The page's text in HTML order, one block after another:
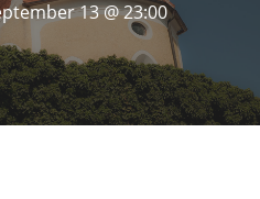
13 @ 23:00